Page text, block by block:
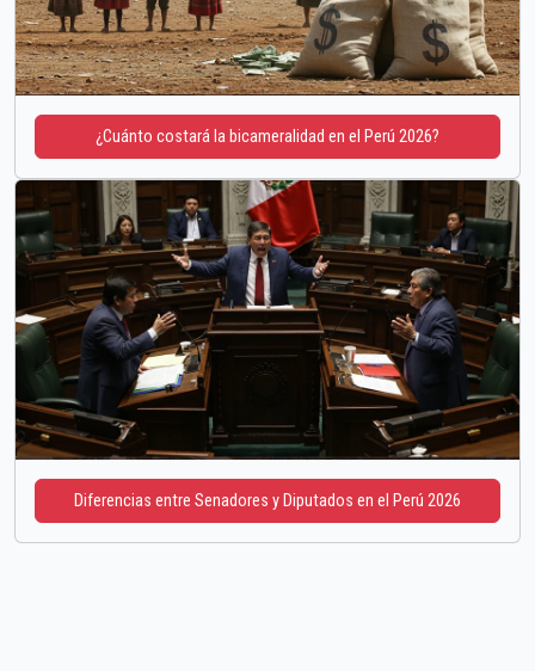
¿Cuánto costará la bicameralidad en el Perú 2026?
Diferencias entre Senadores y Diputados en el Perú 2026